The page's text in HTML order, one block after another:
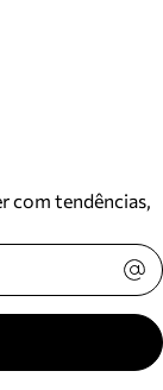
com tendências,